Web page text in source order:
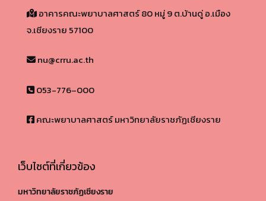
อาคารคณะพยาบาลศาสตร์ 80 หมู่ 9 ต.บ้านดู่ อ.เมือง
จ.เชียงราย 57100​
nu@crru.ac.th
053-776–000
คณะพยาบาลศาสตร์ มหาวิทยาลัยราชภัฏเชียงราย
เว็บไซต์ที่เกี่ยวข้อง
มหาวิทยาลัยราชภัฏเชียงราย